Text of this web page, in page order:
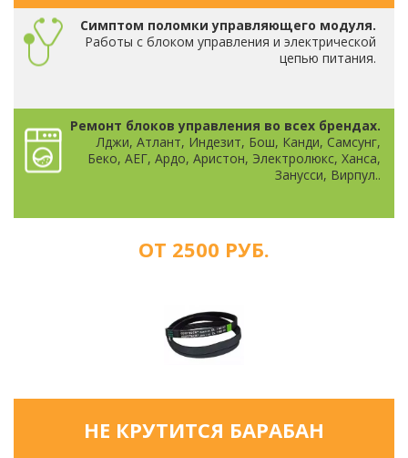
Симптом поломки управляющего модуля.
Работы с блоком управления и электрической
цепью питания.
Ремонт блоков управления во всех брендах.
Лджи, Атлант, Индезит, Бош, Канди, Самсунг,
Беко, АЕГ, Ардо, Аристон, Электролюкс, Ханса,
Занусси, Вирпул..
ОТ 2500 РУБ.
НЕ КРУТИТСЯ БАРАБАН